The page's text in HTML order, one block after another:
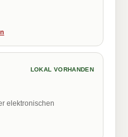
LOKAL VORHANDEN
elektronischen